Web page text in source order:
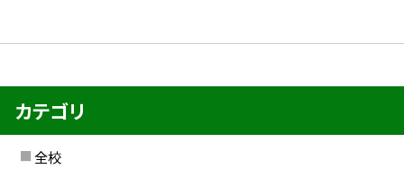
カテゴリ
全校